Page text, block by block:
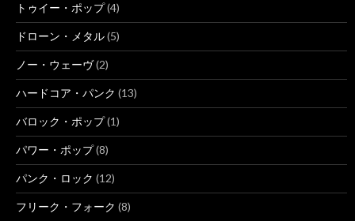
トゥイー・ポップ(4)
ドローン・メタル(5)
ノー・ウェーヴ(2)
ハードコア・パンク (13)
バロック・ポップ(1)
パワー・ポップ(8)
パンク・ロック (12)
フリーク・フォーク (8)